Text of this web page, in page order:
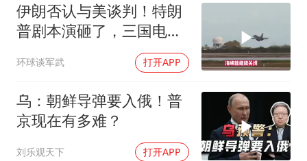
伊朗否认与美谈判！特朗
普剧本演砸了，三国电话
环球谈军武 打开APP
乌：朝鲜导弹要入俄！普
京现在有多难？
刘乐观天下 打开APP